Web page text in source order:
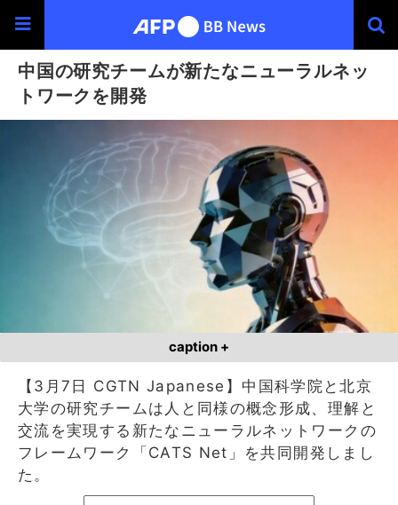
中国の研究チームが新たなニューラルネッ
トワークを開発
caption +
【3月7日 CGTN Japanese】中国科学院と北京
大学の研究チームは人と同様の概念形成、理解と
交流を実現する新たなニューラルネットワークの
フレームワーク「CATS Net」を共同開発しまし
た。